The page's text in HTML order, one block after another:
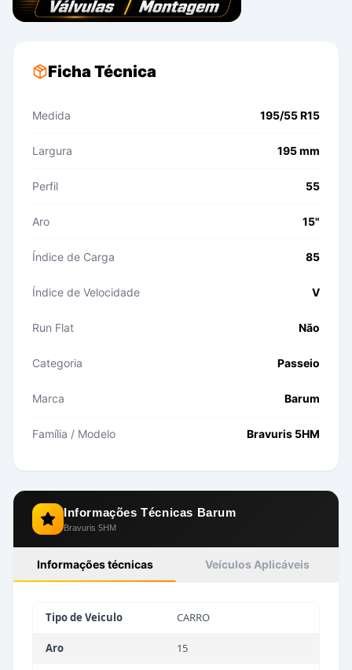
Ficha Técnica
Medida 195/55 R15
Largura 195 mm
Perfil 55
Aro 15"
Índice de Carga 85
Índice de Velocidade V
Run Flat Não
Categoria Passeio
Marca Barum
Família / Modelo Bravuris 5HM
Informações Técnicas Barum
Bravuris 5HM
Informações técnicas Veículos Aplicáveis
Tipo de Veiculo CARRO
Aro 15